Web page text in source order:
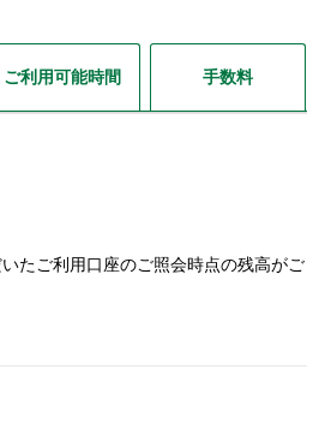
ご利用可能時間 手数料
たご利用口座のご照会時点の残高がご